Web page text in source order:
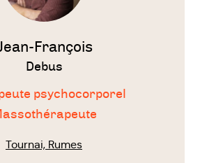
François
Debus
psychocorporel
Tournai, Rumes